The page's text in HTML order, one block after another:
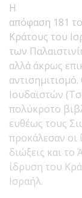
Η
απόφαση 181
Κράτους του
των
αλλά άκρως
Ιουδαϊστών
πολύκροτο
ευθέως τους
προκάλεσαν οι
διώξεις και
ίδρυση του
Ισραήλ.